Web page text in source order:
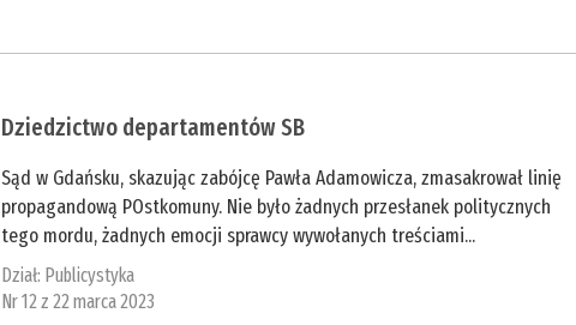
Dziedzictwo departamentów SB
Sąd w Gdańsku, skazując zabójcę Pawła Adamowicza, zmasakrował linię
propagandową POstkomuny. Nie było żadnych przesłanek politycznych
tego mordu, żadnych emocji sprawcy wywołanych treściami...
Dział: Publicystyka
Nr 12 z 22 marca 2023